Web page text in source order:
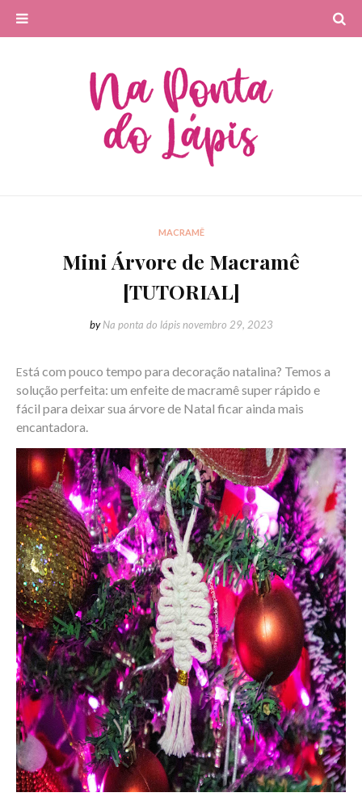
MACRAMÊ
Mini Árvore de Macramê
[TUTORIAL]
by Na ponta do lápis novembro 29, 2023
Está com pouco tempo para decoração natalina? Temos a
solução perfeita: um enfeite de macramê super rápido e
fácil para deixar sua árvore de Natal ficar ainda mais
encantadora.